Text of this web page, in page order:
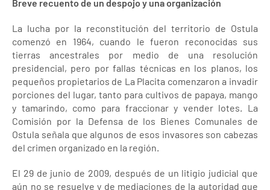
Breve recuento de un despojo y una organización
La lucha por la reconstitución del territorio de Ostula
comenzó en 1964, cuando le fueron reconocidas sus
tierras ancestrales por medio de una resolución
presidencial, pero por fallas técnicas en los planos, los
pequeños propietarios de La Placita comenzaron a invadir
porciones del lugar, tanto para cultivos de papaya, mango
y tamarindo, como para fraccionar y vender lotes. La
Comisión por la Defensa de los Bienes Comunales de
Ostula señala que algunos de esos invasores son cabezas
del crimen organizado en la región.
El 29 de junio de 2009, después de un litigio judicial que
aún no se resuelve y de mediaciones de la autoridad que